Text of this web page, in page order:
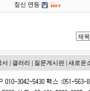
짚신 연등
서 갤러리 질문게시판 새로운